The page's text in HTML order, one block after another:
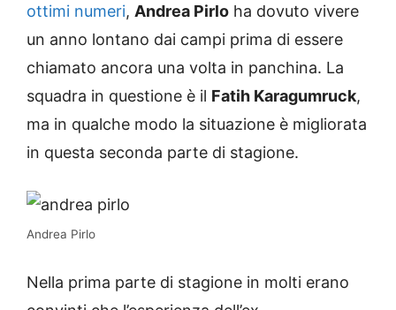
ottimi numeri, Andrea Pirlo ha dovuto vivere
un anno lontano dai campi prima di essere
chiamato ancora una volta in panchina. La
squadra in questione è il Fatih Karagumruck,
ma in qualche modo la situazione è migliorata
in questa seconda parte di stagione.
Andrea Pirlo
Nella prima parte di stagione in molti erano